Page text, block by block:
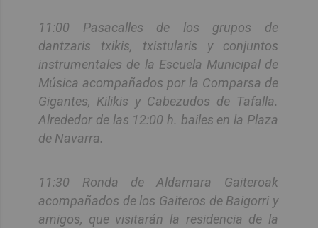
11:00 Pasacalles de los grupos de
dantzaris txikis, txistularis y conjuntos
instrumentales de la Escuela Municipal de
Música acompañados por la Comparsa de
Gigantes, Kilikis y Cabezudos de Tafalla.
Alrededor de las 12:00 h. bailes en la Plaza
de Navarra.
11:30 Ronda de Aldamara Gaiteroak
acompañados de los Gaiteros de Baigorri y
amigos, que visitarán la residencia de la